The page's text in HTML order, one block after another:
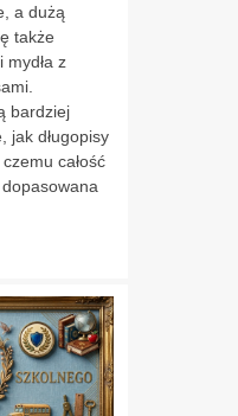
a dużą
także
mydła z
bardziej
jak długopisy
całość